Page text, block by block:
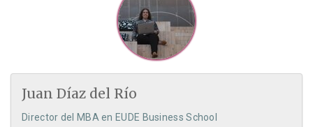
Juan Díaz del Río
Director del MBA en EUDE Business School